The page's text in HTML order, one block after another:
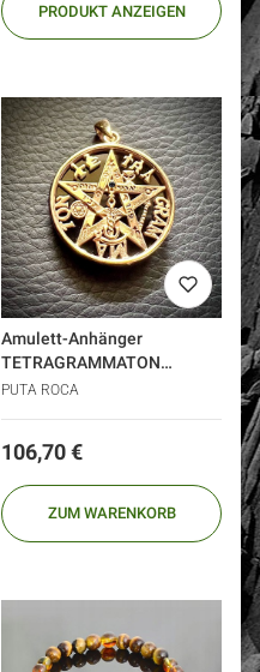
PRODUKT ANZEIGEN
Amulett-Anhänger
TETRAGRAMMATON
schützendes Silber 925 Gold
PUTA ROCA
Preis
106,70 €
ZUM WARENKORB